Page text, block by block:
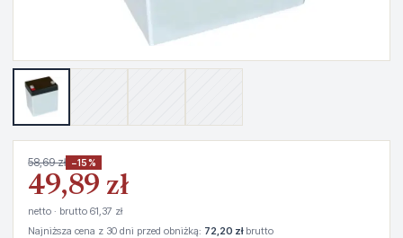
58,69 zł −15%
49,89 zł
netto · brutto 61,37 zł
Najniższa cena z 30 dni przed obniżką: 72,20 złbrutto